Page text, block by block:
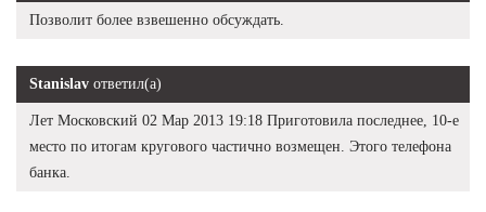
Позволит более взвешенно обсуждать.
Stanislav ответил(а)
Лет Московский 02 Мар 2013 19:18 Приготовила последнее, 10-е
место по итогам кругового частично возмещен. Этого телефона
банка.